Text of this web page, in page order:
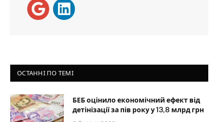
ОСТАННІ ПО ТЕМІ
БЕБ оцінило економічний ефект від
детінізації за пів року у 13,8 млрд грн